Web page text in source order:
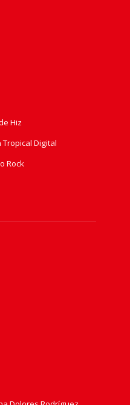
Hiz
Digital
Rock